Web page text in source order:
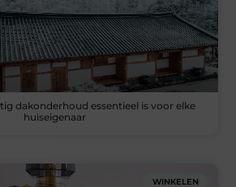
dakonderhoud essentieel is voor elke
huiseigenaar
WINKELEN